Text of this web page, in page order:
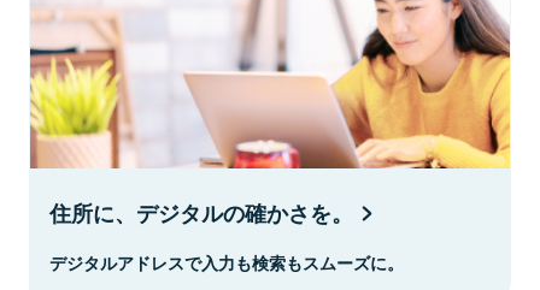
住所に、デジタルの確かさを。
デジタルアドレスで入力も検索もスムーズに。